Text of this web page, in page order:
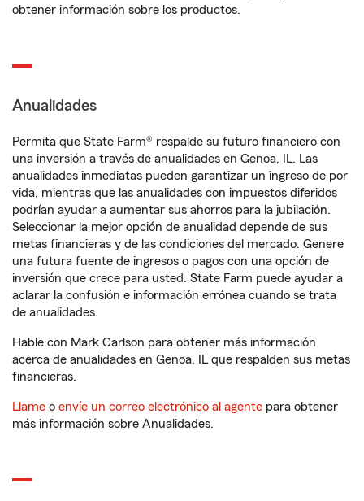
obtener información sobre los productos.
Anualidades
Permita que State Farm® respalde su futuro financiero con
una inversión a través de anualidades en Genoa, IL. Las
anualidades inmediatas pueden garantizar un ingreso de por
vida, mientras que las anualidades con impuestos diferidos
podrían ayudar a aumentar sus ahorros para la jubilación.
Seleccionar la mejor opción de anualidad depende de sus
metas financieras y de las condiciones del mercado. Genere
una futura fuente de ingresos o pagos con una opción de
inversión que crece para usted. State Farm puede ayudar a
aclarar la confusión e información errónea cuando se trata
de anualidades.
Hable con Mark Carlson para obtener más información
acerca de anualidades en Genoa, IL que respalden sus metas
financieras.
Llame o envíe un correo electrónico al agente para obtener
más información sobre Anualidades.